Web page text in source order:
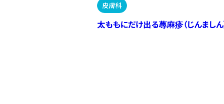
皮膚科
太ももにだけ出る蕁麻疹（じんまし